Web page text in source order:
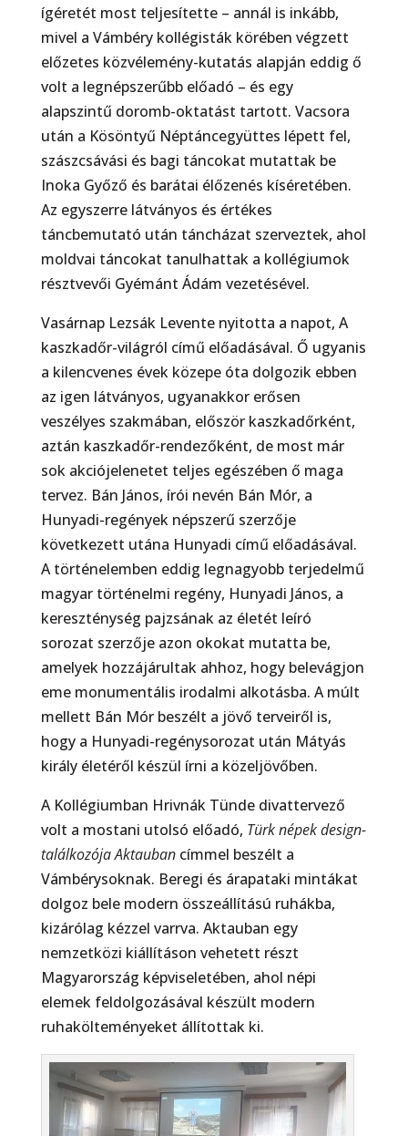
ígéretét most teljesítette – annál is inkább,
mivel a Vámbéry kollégisták körében végzett
előzetes közvélemény-kutatás alapján eddig ő
volt a legnépszerűbb előadó – és egy
alapszintű doromb-oktatást tartott. Vacsora
után a Kösöntyű Néptáncegyüttes lépett fel,
szászcsávási és bagi táncokat mutattak be
Inoka Győző és barátai élőzenés kíséretében.
Az egyszerre látványos és értékes
táncbemutató után táncházat szerveztek, ahol
moldvai táncokat tanulhattak a kollégiumok
résztvevői Gyémánt Ádám vezetésével.
Vasárnap Lezsák Levente nyitotta a napot, A
kaszkadőr-világról című előadásával. Ő ugyanis
a kilencvenes évek közepe óta dolgozik ebben
az igen látványos, ugyanakkor erősen
veszélyes szakmában, először kaszkadőrként,
aztán kaszkadőr-rendezőként, de most már
sok akciójelenetet teljes egészében ő maga
tervez. Bán János, írói nevén Bán Mór, a
Hunyadi-regények népszerű szerzője
következett utána Hunyadi című előadásával.
A történelemben eddig legnagyobb terjedelmű
magyar történelmi regény, Hunyadi János, a
kereszténység pajzsának az életét leíró
sorozat szerzője azon okokat mutatta be,
amelyek hozzájárultak ahhoz, hogy belevágjon
eme monumentális irodalmi alkotásba. A múlt
mellett Bán Mór beszélt a jövő terveiről is,
hogy a Hunyadi-regénysorozat után Mátyás
király életéről készül írni a közeljövőben.
A Kollégiumban Hrivnák Tünde divattervező
volt a mostani utolsó előadó, Türk népek design-
találkozója Aktaubancímmel beszélt a
Vámbérysoknak. Beregi és árapataki mintákat
dolgoz bele modern összeállítású ruhákba,
kizárólag kézzel varrva. Aktauban egy
nemzetközi kiállításon vehetett részt
Magyarország képviseletében, ahol népi
elemek feldolgozásával készült modern
ruhakölteményeket állítottak ki.